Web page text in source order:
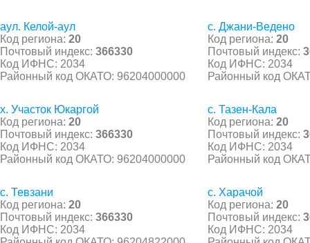
аул. Келой-аул
Код региона: 20
Почтовый индекс: 366330
Код ИФНС: 2034
Районный код ОКАТО: 96204000000
с. Джани-Ведено
Код региона: 20
Почтовый индекс:
Код ИФНС: 2034
Районный код
х. Участок Юкаргой
Код региона: 20
Почтовый индекс: 366330
Код ИФНС: 2034
Районный код ОКАТО: 96204000000
с. Тазен-Кала
Код региона: 20
Почтовый индекс:
Код ИФНС: 2034
Районный код
с. Тевзани
Код региона: 20
Почтовый индекс: 366330
Код ИФНС: 2034
с. Харачой
Код региона: 20
Почтовый индекс:
Код ИФНС: 2034